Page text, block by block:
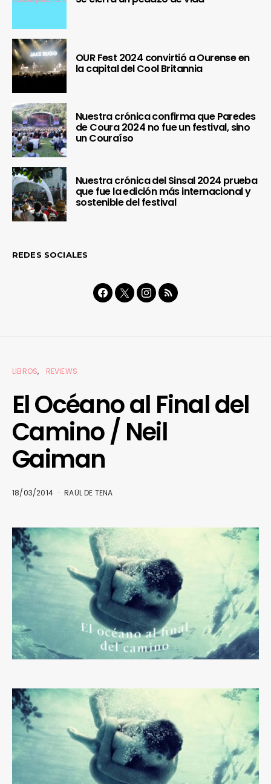
OUR Fest 2024 convirtió a Ourense en
la capital del Cool Britannia
Nuestra crónica confirma que Paredes
de Coura 2024 no fue un festival, sino
un Couraíso
Nuestra crónica del Sinsal 2024 prueba
que fue la edición más internacional y
sostenible del festival
REDES SOCIALES
LIBROS REVIEWS
El Océano al Final del
Camino / Neil
Gaiman
18/03/2014 RAÜL DE TENA